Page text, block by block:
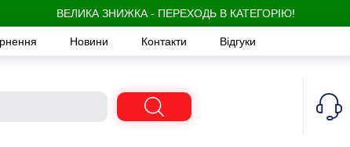
ВЕЛИКА ЗНИЖКА - ПЕРЕХОДЬ В КАТЕГОРІЮ!
Новини Контакти Відгуки